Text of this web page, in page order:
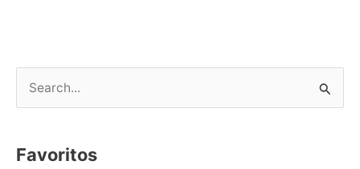
Favoritos